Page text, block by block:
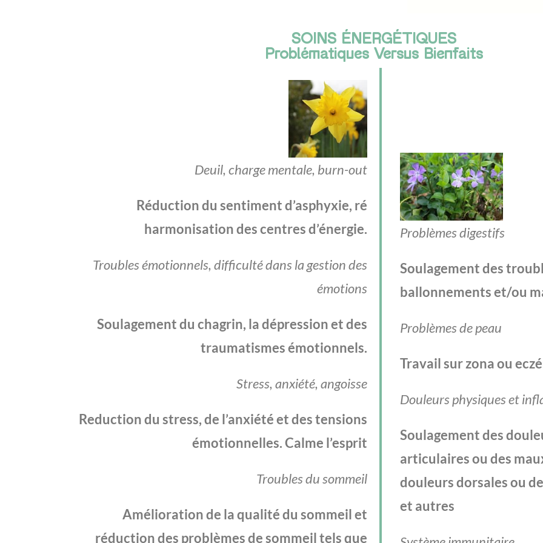
SOINS ÉNERGÉTIQUES
Problématiques Versus Bienfaits
Deuil, charge mentale, burn-out
Réduction du sentiment d’asphyxie, ré
harmonisation des centres d’énergie.
Troubles émotionnels, difficulté dans la gestion des
émotions
Soulagement du chagrin, la dépression et des
traumatismes émotionnels.
Stress, anxiété, angoisse
Reduction du stress, de l’anxiété et des tensions
émotionnelles. Calme l’esprit
Troubles du sommeil
Amélioration de la qualité du sommeil et
réduction des problèmes de sommeil tels que
Problèmes digestifs
Soulagement des
ballonnements et/ou
Problèmes de peau
Travail sur zona ou
Douleurs physiques et
Soulagement des
articulaires ou des
douleurs dorsales ou
et autres